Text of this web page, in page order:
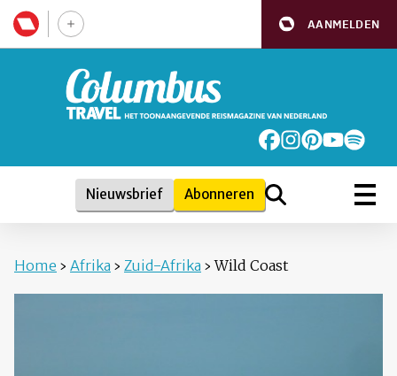
AANMELDEN
Nieuwsbrief Abonneren
Home › Afrika › Zuid-Afrika › Wild Coast